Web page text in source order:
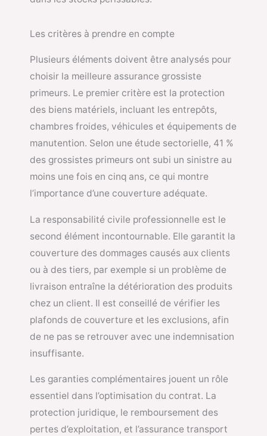
Les critères à prendre en compte
Plusieurs éléments doivent être analysés pour
choisir la meilleure assurance grossiste
primeurs. Le premier critère est la protection
des biens matériels, incluant les entrepôts,
chambres froides, véhicules et équipements de
manutention. Selon une étude sectorielle, 41 %
des grossistes primeurs ont subi un sinistre au
moins une fois en cinq ans, ce qui montre
l’importance d’une couverture adéquate.
La responsabilité civile professionnelle est le
second élément incontournable. Elle garantit la
couverture des dommages causés aux clients
ou à des tiers, par exemple si un problème de
livraison entraîne la détérioration des produits
chez un client. Il est conseillé de vérifier les
plafonds de couverture et les exclusions, afin
de ne pas se retrouver avec une indemnisation
insuffisante.
Les garanties complémentaires jouent un rôle
essentiel dans l’optimisation du contrat. La
protection juridique, le remboursement des
pertes d’exploitation, et l’assurance transport